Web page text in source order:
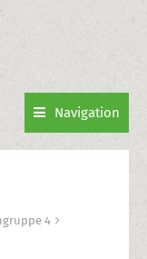
Navigation
4